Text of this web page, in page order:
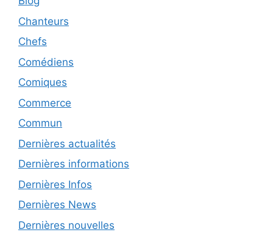
Chanteurs
Chefs
Comédiens
Comiques
Commerce
Commun
Dernières actualités
Dernières informations
Dernières Infos
Dernières News
Dernières nouvelles